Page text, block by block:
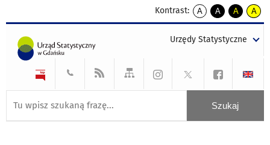
Kontrast:
A
kontrast
A
kontrast
tekst
czarnym
A
kontrast
tekst
czarnym
A
tekst
żółtym
Urzędy Statystyczne